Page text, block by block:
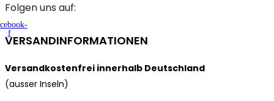
Folgen uns auf:
f
VERSANDINFORMATIONEN
Versandkostenfrei innerhalb Deutschland
(ausser Inseln)